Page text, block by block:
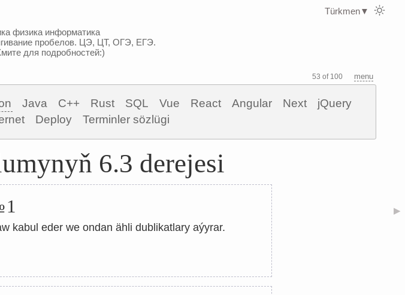
физика информатика
пробелов. ЦЭ, ЦТ, ОГЭ, ЕГЭ.
для подробностей:)
53 of 100 menu
Java C++ Rust SQL Vue React Angular Next
jQuery
Deploy Terminler sözlügi
▶
6.3 derejesi
kabul eder we ondan ähli dublikatlary aýyrar.
Türkmen▼